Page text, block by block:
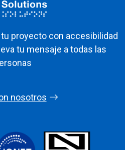
proyecto con accesibilidad
tu mensaje a todas las
nosotros